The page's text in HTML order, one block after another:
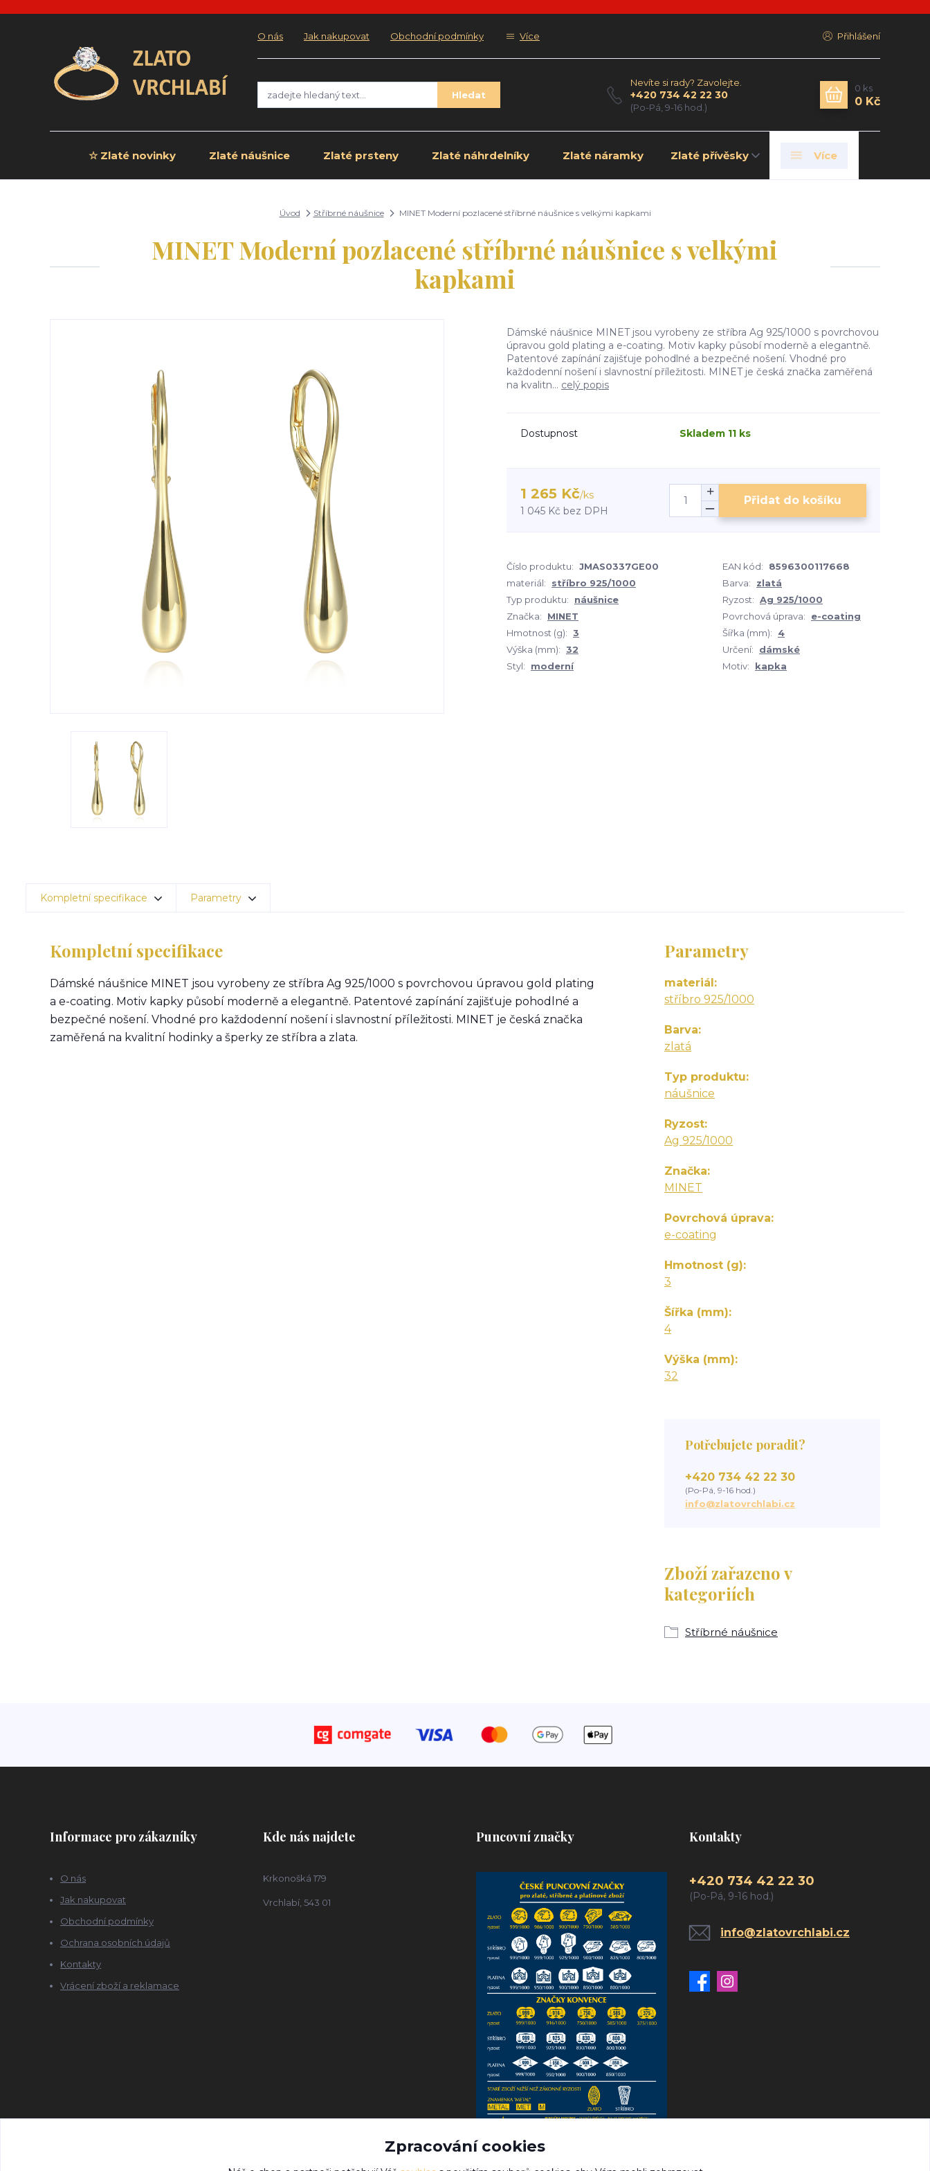
O nás Jak nakupovat Obchodní podmínky Více Přihlášení
Hledat
Nevíte si rady? Zavolejte.
+420 734 42 22 30
(Po-Pá, 9-16 hod.)
0 ks
0 Kč
☆ Zlaté novinky Zlaté náušnice Zlaté prsteny Zlaté náhrdelníky Zlaté náramky Zlaté přívěsky Více
Úvod Stříbrné náušnice MINET Moderní pozlacené stříbrné náušnice s velkými kapkami
MINET Moderní pozlacené stříbrné náušnice s velkými
kapkami
Dámské náušnice MINET jsou vyrobeny ze stříbra Ag 925/1000 s povrchovou
úpravou gold plating a e-coating. Motiv kapky působí moderně a elegantně.
Patentové zapínání zajišťuje pohodlné a bezpečné nošení. Vhodné pro
každodenní nošení i slavnostní příležitosti. MINET je česká značka zaměřená
na kvalitn... celý popis
Dostupnost Skladem 11 ks
1 265 Kč/ks
1 045 Kč bez DPH
Přidat do košíku
Číslo produktu: JMAS0337GE00 EAN kód:
8596300117668
materiál:
stříbro 925/1000 Barva:
zlatá
Typ produktu:
náušnice Ryzost: Ag 925/1000
Značka:
MINET Povrchová úprava:
e-coating
Hmotnost (g): 3 Šířka (mm):
4
Výška (mm): 32 Určení:
dámské
Styl:
moderní Motiv: kapka
Kompletní specifikace Parametry
Kompletní specifikace
Dámské náušnice MINET jsou vyrobeny ze stříbra Ag 925/1000 s povrchovou úpravou gold plating
a e-coating. Motiv kapky působí moderně a elegantně. Patentové zapínání zajišťuje pohodlné a
bezpečné nošení. Vhodné pro každodenní nošení i slavnostní příležitosti. MINET je česká značka
zaměřená na kvalitní hodinky a šperky ze stříbra a zlata.
Parametry
materiál
stříbro 925/1000
Barva
zlatá
Typ produktu
náušnice
Ryzost
Ag 925/1000
Značka
MINET
Povrchová úprava
e-coating
Hmotnost (g)
3
Šířka (mm)
4
Výška (mm)
32
Zboží zařazeno v
kategoriích
Stříbrné náušnice
Potřebujete poradit?
+420 734 42 22 30
(Po-Pá, 9-16 hod.)
info@zlatovrchlabi.cz
Informace pro zákazníky
O nás
Jak nakupovat
Obchodní podmínky
Ochrana osobních údajů
Kontakty
Vrácení zboží a reklamace
Kde nás najdete
Krkonošká 179
Vrchlabí, 543 01
Puncovní značky Kontakty
+420 734 42 22 30
(Po-Pá, 9-16 hod.)
info@zlatovrchlabi.cz
Zpracování cookies